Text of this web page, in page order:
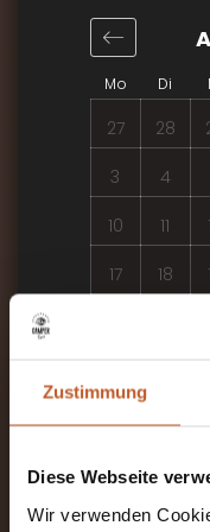
Zustimmung
Diese Webseite
Wir verwenden
Mo Di
27 28
3 4
10 11
17 18
An Sonn- und
Die